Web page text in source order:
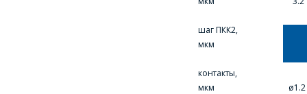
шаг ПКК2,
мкм 4.2
контакты,
мкм ø1.2
ПАДРЫХТУЮЦЬ
ІНДЫВІДУАЛЬНАЕ
КАМЕРЦЫЙНАЕ